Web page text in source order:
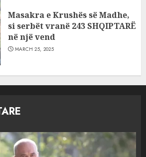
Masakra e Krushës së Madhe,
si serbët vranë 243 SHQIPTARË
në një vend
MARCH 25, 2025